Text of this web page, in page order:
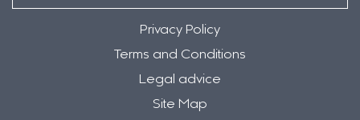
Privacy Policy
Terms and Conditions
Legal advice
Site Map